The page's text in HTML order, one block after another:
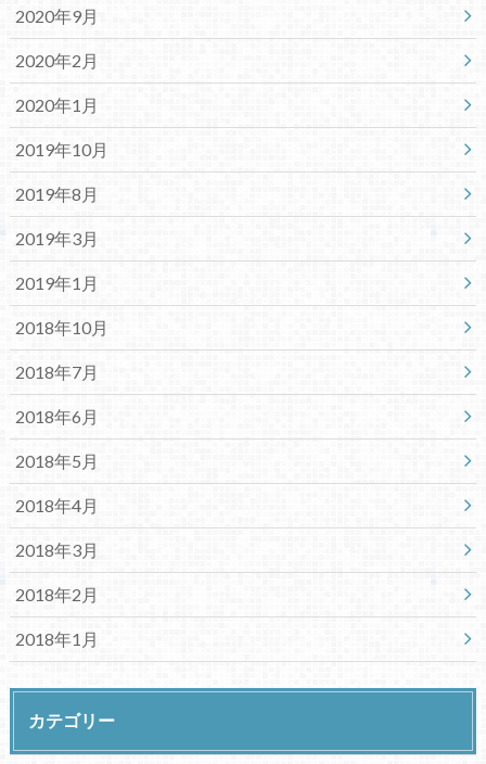
2020年9月
2020年2月
2020年1月
2019年10月
2019年8月
2019年3月
2019年1月
2018年10月
2018年7月
2018年6月
2018年5月
2018年4月
2018年3月
2018年2月
2018年1月
カテゴリー